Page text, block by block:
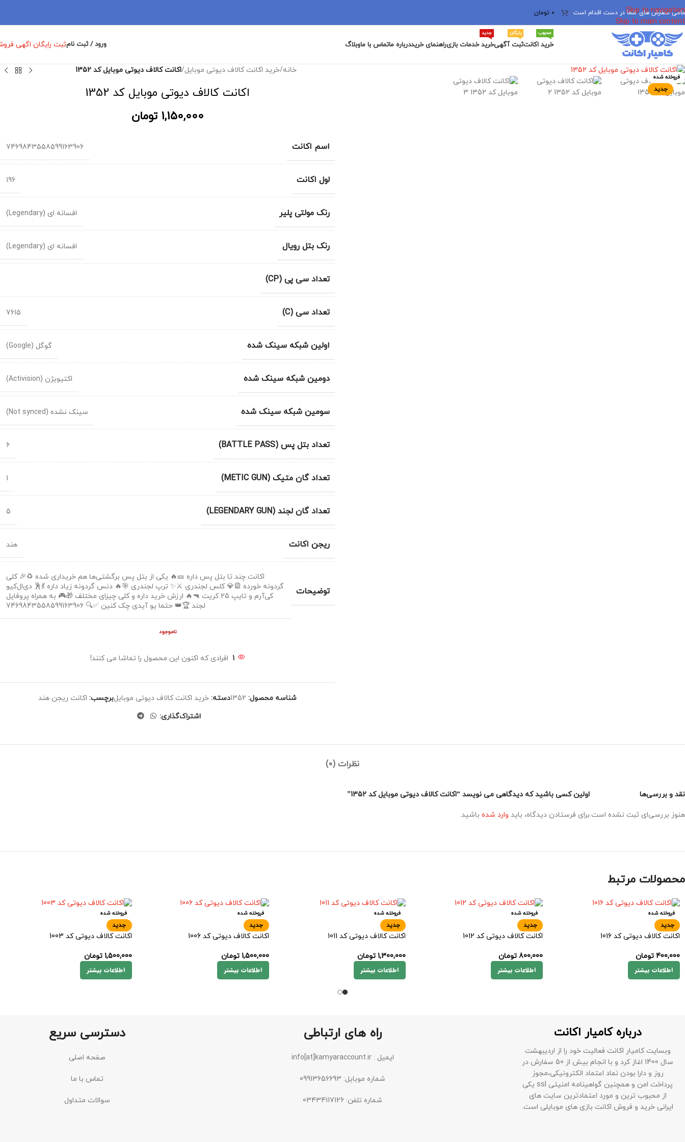
Skip to navigation
Skip to main content
سفارش های شما در دست اقدام است 0 تومان
خرید اکانت
محبوب
ثبت آگهی
رایگان
خرید خدمات بازی
جدید
راهنمای خریددرباره ماتماس با ماوبلاگ ورود / ثبت نامثبت رایگان اگهی
فروخته شده
جدید
برای بزرگنمایی کلیک کنید
خانه/خرید اکانت کالاف دیوتی موبایل/اکانت کالاف دیوتی موبایل کد 1352
اکانت کالاف دیوتی موبایل کد 1352
1,150,000 تومان
اسم اکانت 7469843558599163906
لول اکانت 196
رنک مولتی پلیر افسانه ای (Legendary)
رنک بتل رویال افسانه ای (Legendary)
تعداد سی پی (CP)
تعداد سی (C) 7615
اولین شبکه سینک شده گوگل (Google)
دومین شبکه سینک شده اکتیویژن (Activision)
سومین شبکه سینک شده سینک نشده (Not synced)
تعداد بتل پس (BATTLE PASS) 6
تعداد گان متیک (METIC GUN) 1
تعداد گان لجند (LEGENDARY GUN) 5
ریجن اکانت هند
توضیحات
اکانت چند تا بتل پس داره 🎫🔥 یکی از بتل پس برگشتی‌ها هم خریداری شده ♻️🎉 کلی
گردونه خورده 🎡💎 کلس لجندری ⚔️✨ ترپ لجندری 🎯🔥 دنس گردونه زیاد داره 💃🕺 دی‌ال‌کیو
کی‌آرم و تایپ 25 کریت 🔫🔥 ارزش خرید داره و کلی چیزای مختلف 🎁🎮 به همراه پروفایل
لجند 🏆👑 حتما یو آیدی چک کنین ✅🔍 7469843558599163906
ناموجود
1 افرادی که اکنون این محصول را تماشا می کنند!
شناسه محصول: 1352دسته: خرید اکانت کالاف دیوتی موبایلبرچسب: اکانت ریجن هند
اشتراک‌گذاری:
نظرات (0)
نقد و بررسی‌ها
هنوز بررسی‌ای ثبت نشده است.
اولین کسی باشید که دیدگاهی می نویسد “اکانت کالاف دیوتی موبایل کد 1352”
برای فرستادن دیدگاه، باید وارد شده باشید.
محصولات مرتبط
فروخته شده
جدید
اکانت کالاف دیوتی کد 1016
400,000 تومان
اطلاعات بیشتر
فروخته شده
جدید
اکانت کالاف دیوتی کد 1012
800,000 تومان
اطلاعات بیشتر
فروخته شده
جدید
اکانت کالاف دیوتی کد 1011
1,300,000 تومان
اطلاعات بیشتر
فروخته شده
جدید
اکانت کالاف دیوتی کد 1006
1,500,000 تومان
اطلاعات بیشتر
فروخته شده
جدید
اکانت کالاف دیوتی کد 1003
1,500,000 تومان
اطلاعات بیشتر
درباره کامیار اکانت
وبسایت کامیار اکانت فعالیت خود را از اردیبهشت
سال 1400 اغاز کرد و با انجام بیش از 50 سفارش در
روز و دارا بودن نماد اعتماد الکترونیکی،مجوز
پرداخت امن و همچنین گواهینامه امنیتی ssl یکی
از محبوب ترین و مورد اعتمادترین سایت های
ایرانی خرید و فروش اکانت بازی های موبایلی است.
راه های ارتباطی
ایمیل : info[at]kamyaraccount.ir
شماره موبایل: 09913656693
شماره تلفن: 03434117126
دسترسی سریع
صفحه اصلی
تماس با ما
سوالات متداول